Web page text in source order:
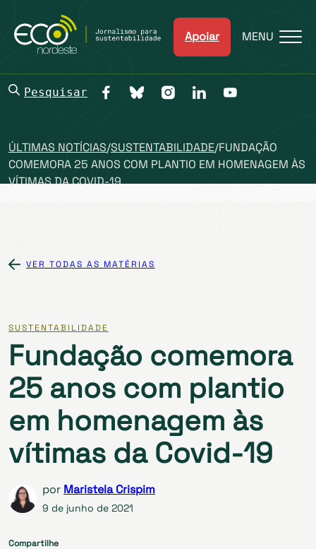
Apoiar MENU
Pesquisar
ÚLTIMAS NOTÍCIAS/SUSTENTABILIDADE/FUNDAÇÃO
COMEMORA 25 ANOS COM PLANTIO EM HOMENAGEM ÀS
VÍTIMAS DA COVID-19
VER TODAS AS MATÉRIAS
SUSTENTABILIDADE
Fundação comemora
25 anos com plantio
em homenagem às
vítimas da Covid-19
por Maristela Crispim
9 de junho de 2021
Compartilhe